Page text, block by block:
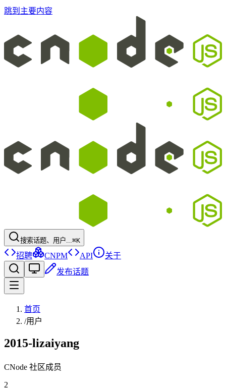
跳到主要内容
搜索话题、用户...⌘K
招聘 CNPM API
关于
发布话题
首页
/用户
2015-lizaiyang
CNode 社区成员
2